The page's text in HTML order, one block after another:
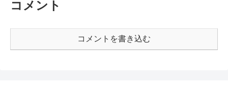
コメント
コメントを書き込む